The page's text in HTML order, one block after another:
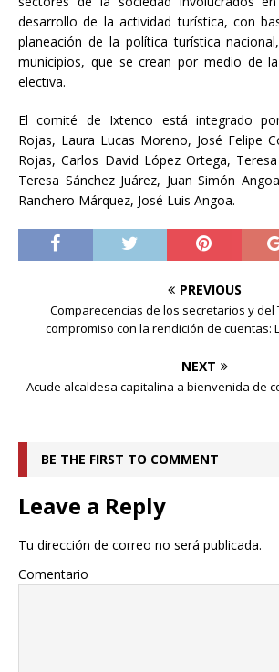
desarrollo de la actividad turística, con
planeación de la política turística
municipios, que se crean por medio de
electiva.
El comité de Ixtenco está integrado
Rojas, Laura Lucas Moreno, José Felipe
Rojas, Carlos David López Ortega,
Teresa Sánchez Juárez, Juan Simón
Ranchero Márquez, José Luis Angoa.
PREVIOUS
Comparecencias de los secretarios y del
compromiso con la rendición de cuentas:
NEXT
Acude alcaldesa capitalina a bienvenida de
BE THE FIRST TO COMMENT
Leave a Reply
Tu dirección de correo no será publicada.
Comentario